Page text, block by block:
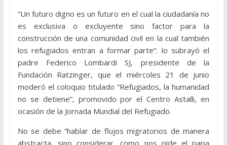
“Un futuro digno es un futuro en el cual la ciudadanía no
es exclusiva o excluyente sino factor para la
construcción de una comunidad civil en la cual también
los refugiados entran a formar parte”: lo subrayó el
padre Federico Lombardi SJ, presidente de la
Fundación Ratzinger, que el miércoles 21 de junio
moderó el coloquio titulado “Refugiados, la humanidad
no se detiene”, promovido por el Centro Astalli, en
ocasión de la Jornada Mundial del Refugiado.
No se debe “hablar de flujos migratorios de manera
abstracta, sino considerar, como nos pide el papa